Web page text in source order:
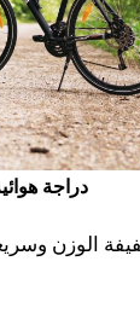
دراجة
الوزن